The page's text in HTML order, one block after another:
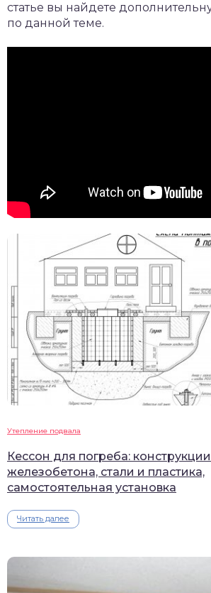
статье вы найдете
по данной теме.
Утепление подвала
Кессон для погреба:
железобетона, стали и пластика,
самостоятельная установка
Читать далее